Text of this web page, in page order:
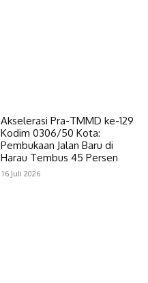
Akselerasi Pra-TMMD ke-129
Kodim 0306/50 Kota:
Pembukaan Jalan Baru di
Harau Tembus 45 Persen
16 Juli 2026